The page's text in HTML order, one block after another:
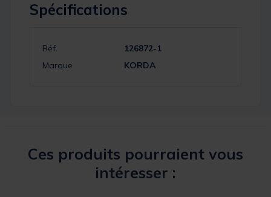
Spécifications
Réf.
126872-1
Marque
KORDA
Ces produits pourraient vous
intéresser :